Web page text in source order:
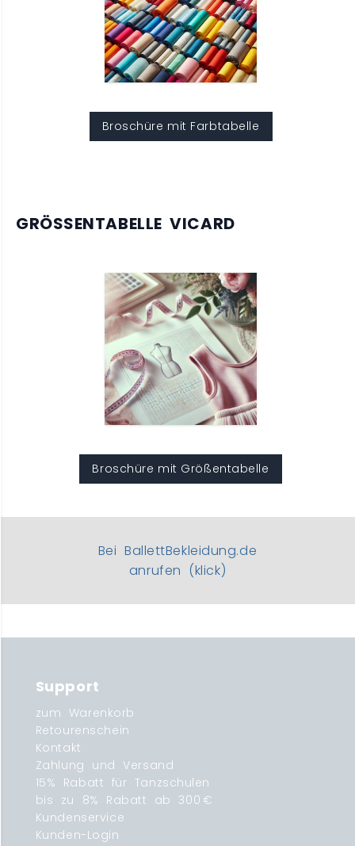
Broschüre mit Farbtabelle
GRÖSSENTABELLE VICARD
Broschüre mit Größentabelle
Bei BallettBekleidung.de
anrufen (klick)
Support
zum Warenkorb
Retourenschein
Kontakt
Zahlung und Versand
15% Rabatt für Tanzschulen
bis zu 8% Rabatt ab 300 €
Kundenservice
Kunden-Login